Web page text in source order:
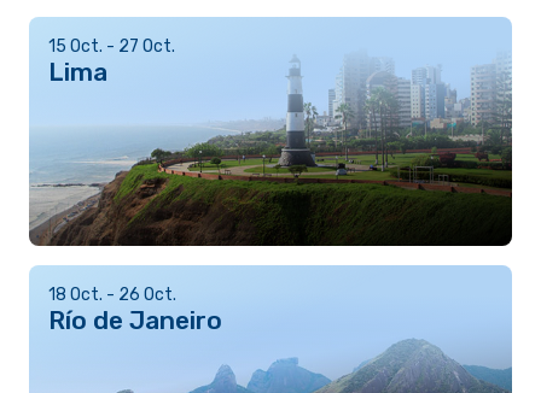
15 Oct. - 27 Oct.
Lima
18 Oct. - 26 Oct.
Río de Janeiro